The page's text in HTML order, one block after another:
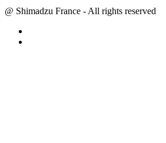
@ Shimadzu France - All rights reserved